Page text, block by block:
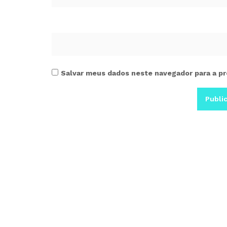
Salvar meus dados neste navegador para a